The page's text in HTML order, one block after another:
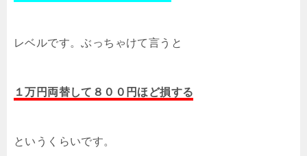
レベルです。ぶっちゃけて言うと
１万円両替して８００円ほど損する
というくらいです。